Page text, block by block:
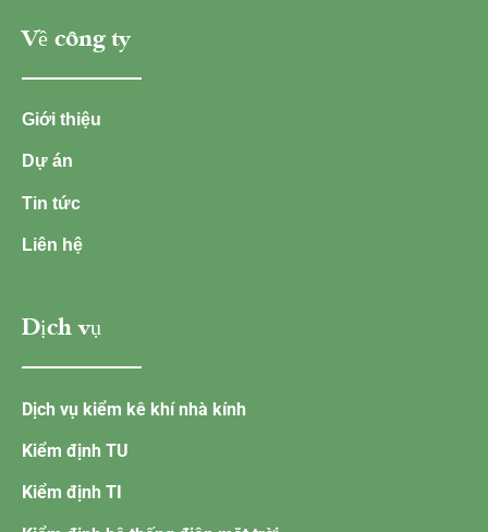
Về công ty
Giới thiệu
Dự án
Tin tức
Liên hệ
Dịch vụ
Dịch vụ kiểm kê khí nhà kính
Kiểm định TU
Kiểm định TI